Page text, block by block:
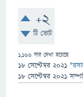
+2
টি ভোট
1,166 বার দেখা হয়েছে
18 সেপ্টেম্বর 2021 "
18 সেপ্টেম্বর 2021